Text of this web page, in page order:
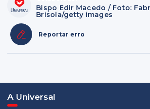
Bispo Edir Macedo / Foto:
Brisola/getty images
Reportar erro
A Universal